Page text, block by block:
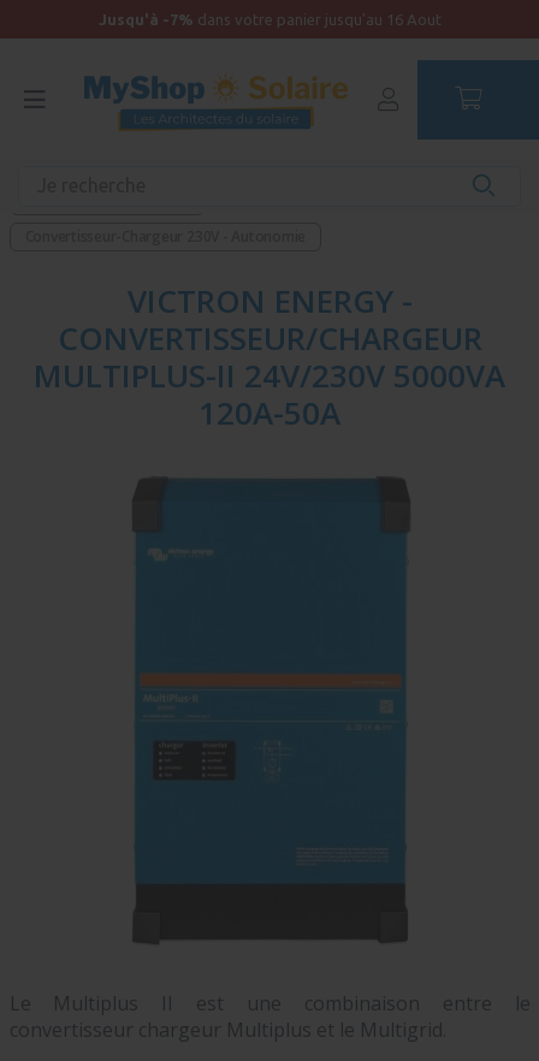
Jusqu'à -7% dans votre panier jusqu'au 16 Aout
VICTRON ENERGY -
CONVERTISSEUR/CHARGEUR
MULTIPLUS-II 24V/230V 5000VA
120A-50A
Le Multiplus II est une combinaison entre le
convertisseur chargeur Multiplus et le Multigrid.